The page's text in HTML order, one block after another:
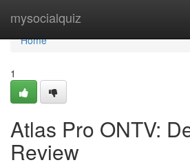
mysocialquiz
Home
Home
1
Atlas Pro ONTV:
Review